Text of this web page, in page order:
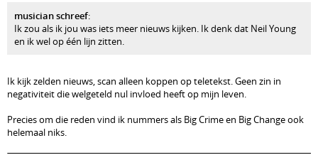
musician schreef:
Ik zou als ik jou was iets meer nieuws kijken. Ik denk dat Neil Young
en ik wel op één lijn zitten.
Ik kijk zelden nieuws, scan alleen koppen op teletekst. Geen zin in
negativiteit die welgeteld nul invloed heeft op mijn leven.
Precies om die reden vind ik nummers als Big Crime en Big Change ook
helemaal niks.